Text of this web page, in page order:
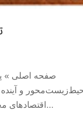
صفحه اصلی »
و آینده
اقتصادهای محیط‌زیست‌محور بر مبنای مسیر زیر انجام شده است و تاثیر هریک اقتصادهای ذیل...